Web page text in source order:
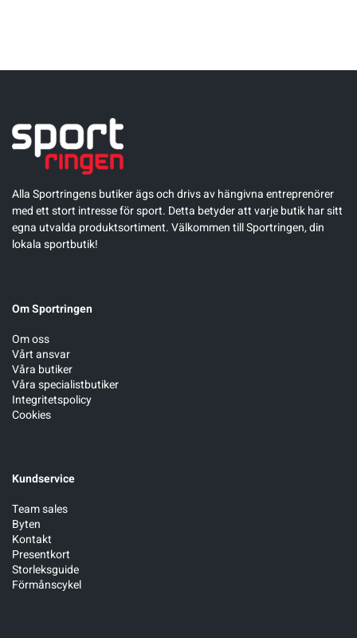
Alla Sportringens butiker ägs och drivs av hängivna entreprenörer
med ett stort intresse för sport. Detta betyder att varje butik har sitt
egna utvalda produktsortiment. Välkommen till Sportringen, din
lokala sportbutik!
Om Sportringen
Om oss
Vårt ansvar
Våra butiker
Våra specialistbutiker
Integritetspolicy
Cookies
Kundservice
Team sales
Byten
Kontakt
Presentkort
Storleksguide
Förmånscykel